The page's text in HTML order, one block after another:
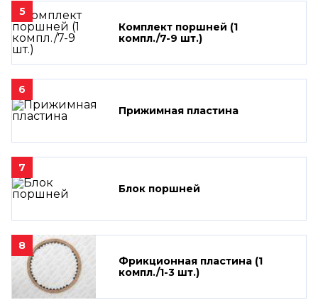
5
Комплект поршней (1
компл./7-9 шт.)
6
Прижимная пластина
7
Блок поршней
8
Фрикционная пластина (1
компл./1-3 шт.)